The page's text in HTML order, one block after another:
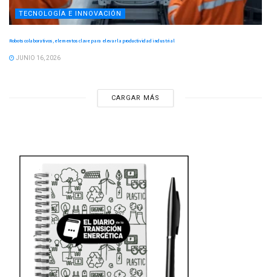
TECNOLOGÍA E INNOVACIÓN
Robots colaborativos, elementos clave para elevar la productividad industrial
JUNIO 16, 2026
CARGAR MÁS